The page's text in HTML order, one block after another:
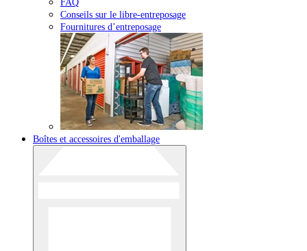
Conseils sur le libre-entreposage
Fournitures d’entreposage
Boîtes et accessoires d'emballage